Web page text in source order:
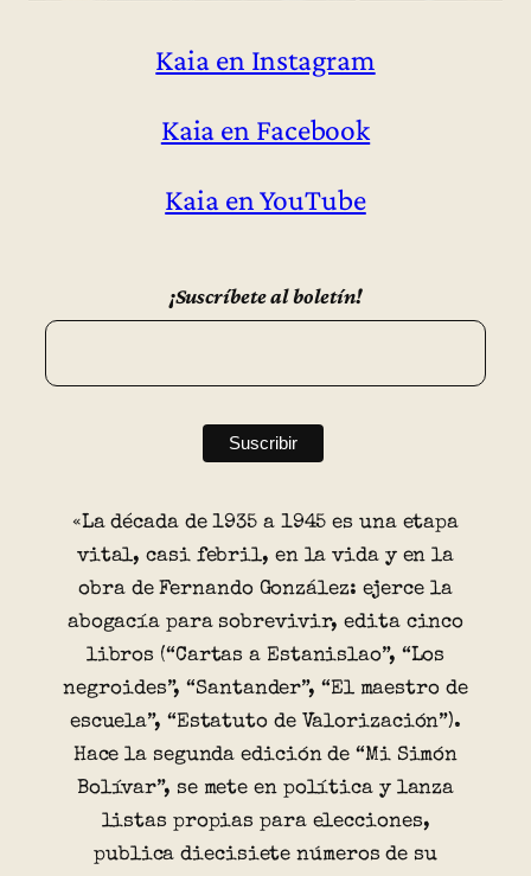
Kaia en Instagram
Kaia en Facebook
Kaia en YouTube
¡Suscríbete al boletín!
«La década de 1935 a 1945 es una etapa
vital, casi febril, en la vida y en la
obra de Fernando González: ejerce la
abogacía para sobrevivir, edita cinco
libros (“Cartas a Estanislao”, “Los
negroides”, “Santander”, “El maestro de
escuela”, “Estatuto de Valorización”).
Hace la segunda edición de “Mi Simón
Bolívar”, se mete en política y lanza
listas propias para elecciones,
publica diecisiete números de su